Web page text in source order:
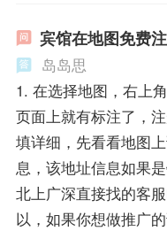
宾馆在地图免费
岛岛思
1. 在选择地图，右上
页面上就有标注了，
填详细，先看看地图
息，该地址信息如果
北上广深直接找的客
以，如果你想做推广